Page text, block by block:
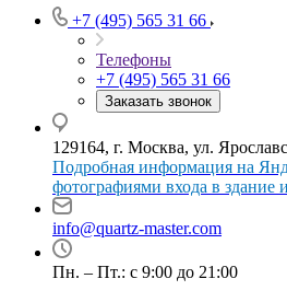
+7 (495) 565 31 66
Телефоны
+7 (495) 565 31 66
Заказать звонок
129164, г. Москва, ул.
Подробная информация на
фотографиями входа в здание
info@quartz-master.com
Пн. – Пт.: с 9:00 до 21:00